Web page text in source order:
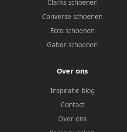
Clarks schoenen
Converse schoenen
Ecco schoenen
Gabor schoenen
Over ons
Inspiratie blog
Contact
Over ons